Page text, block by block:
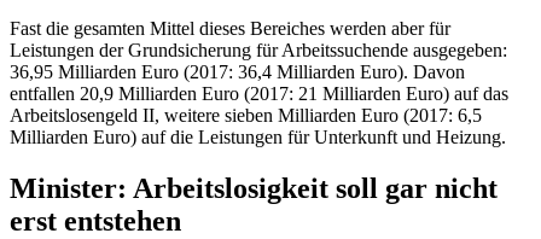
Fast die gesamten Mittel dieses Bereiches werden aber für
Leistungen der Grundsicherung für Arbeitssuchende ausgegeben:
36,95 Milliarden Euro (2017: 36,4 Milliarden Euro). Davon
entfallen 20,9 Milliarden Euro (2017: 21 Milliarden Euro) auf das
Arbeitslosengeld II, weitere sieben Milliarden Euro (2017: 6,5
Milliarden Euro) auf die Leistungen für Unterkunft und Heizung.
Minister: Arbeitslosigkeit soll gar nicht
erst entstehen